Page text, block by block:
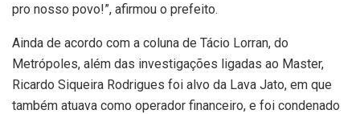
pro nosso povo!”, afirmou o prefeito.
Ainda de acordo com a coluna de Tácio Lorran, do
Metrópoles, além das investigações ligadas ao Master,
Ricardo Siqueira Rodrigues foi alvo da Lava Jato, em que
também atuava como operador financeiro, e foi condenado